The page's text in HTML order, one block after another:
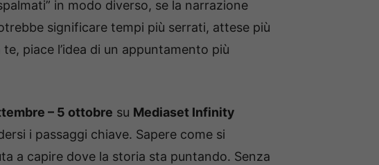
in modo diverso, se la narrazione
significare tempi più serrati, attese più
piace l’idea di un appuntamento più
– 5 ottobre su Mediaset Infinity
i passaggi chiave. Sapere come si
a capire dove la storia sta puntando. Senza